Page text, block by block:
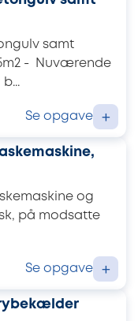
samt
- Nuværende
Se opgave +
og
på modsatte
Se opgave +